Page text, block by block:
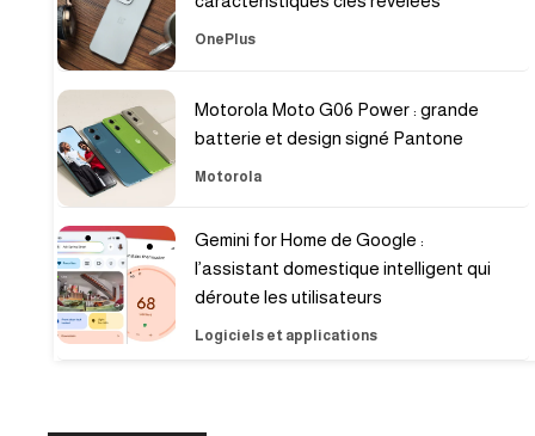
OnePlus
Motorola Moto G06 Power : grande
batterie et design signé Pantone
Motorola
Gemini for Home de Google :
l’assistant domestique intelligent qui
déroute les utilisateurs
Logiciels et applications